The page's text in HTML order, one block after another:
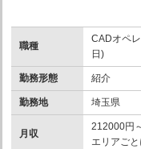
職種
CADオペ
日)
勤務形態 紹介
勤務地 埼玉県
月収
212000円
エリアご